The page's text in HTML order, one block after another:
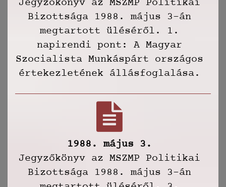
Jegyzőkönyv az MSZMP Politikai
Bizottsága 1988. május 3-án
megtartott üléséről. 1.
napirendi pont: A Magyar
Szocialista Munkáspárt országos
értekezletének állásfoglalása.
1988. május 3.
Jegyzőkönyv az MSZMP Politikai
Bizottsága 1988. május 3-án